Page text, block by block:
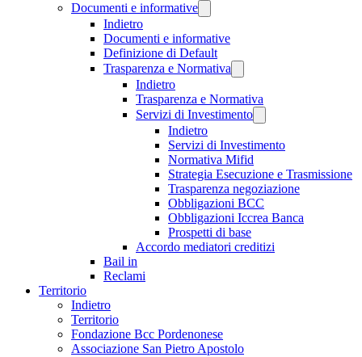
Documenti e informative
Indietro
Documenti e informative
Definizione di Default
Trasparenza e Normativa
Indietro
Trasparenza e Normativa
Servizi di Investimento
Indietro
Servizi di Investimento
Normativa Mifid
Strategia Esecuzione e Trasmissione
Trasparenza negoziazione
Obbligazioni BCC
Obbligazioni Iccrea Banca
Prospetti di base
Accordo mediatori creditizi
Bail in
Reclami
Territorio
Indietro
Territorio
Fondazione Bcc Pordenonese
Associazione San Pietro Apostolo